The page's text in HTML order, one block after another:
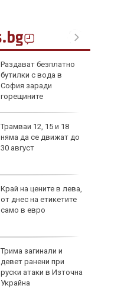
Раздават безплатно
бутилки с вода в
София заради
горещините
Трамваи 12, 15 и 18
няма да се движат до
30 август
Край на цените в лева,
от днес на етикетите
само в евро
Трима загинали и
девет ранени при
руски атаки в Източна
Украйна